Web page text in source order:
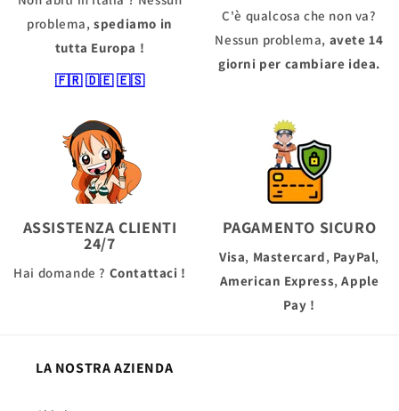
problema, spediamo in
tutta Europa !
🇫🇷🇩🇪🇪🇸
C'è qualcosa che non va?
Nessun problema, avete 14
giorni per cambiare idea.
ASSISTENZA CLIENTI
24/7
Hai domande ? Contattaci !
PAGAMENTO SICURO
Visa, Mastercard, PayPal,
American Express,Apple
Pay !
LA NOSTRA AZIENDA